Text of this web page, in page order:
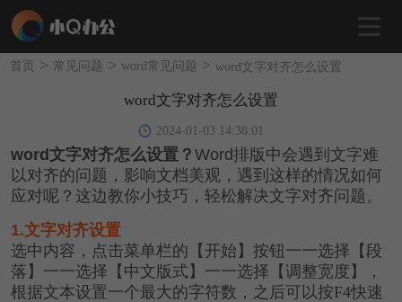
首页 > 常见问题 > word常见问题 > word文字对齐怎么设置
word文字对齐怎么设置
2024-01-03 14:38:01
word文字对齐怎么设置？ Word排版中会遇到文字难
以对齐的问题，影响文档美观，遇到这样的情况如何
应对呢？这边教你小技巧，轻松解决文字对齐问题。
1.文字对齐设置
选中内容，点击菜单栏的【开始】按钮一一选择【段
落】一一选择【中文版式】一一选择【调整宽度】，
根据文本设置一个最大的字符数，之后可以按F4快速